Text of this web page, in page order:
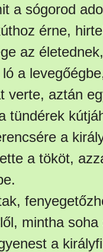
a sógorod
érne,
az
a
verte, aztán
tündérek
a
a tököt,
mintha
a